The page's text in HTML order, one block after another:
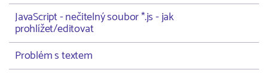
JavaScript - nečitelný soubor *.js - jak
prohlížet/editovat
Problém s textem